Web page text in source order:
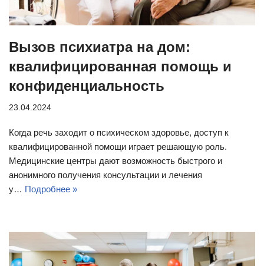
Вызов психиатра на дом:
квалифицированная помощь и
конфиденциальность
23.04.2024
Когда речь заходит о психическом здоровье, доступ к
квалифицированной помощи играет решающую роль.
Медицинские центры дают возможность быстрого и
анонимного получения консультации и лечения
у… Подробнее »